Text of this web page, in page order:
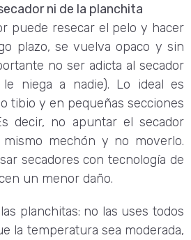
ni de la planchita
puede resecar el pelo y hacer
plazo, se vuelva opaco y sin
no ser adicta al secador
niega a nadie). Lo ideal es
tibio y en pequeñas secciones
decir, no apuntar el secador
mechón y no moverlo.
secadores con tecnología de
un menor daño.
planchitas: no las uses todos
la temperatura sea moderada,